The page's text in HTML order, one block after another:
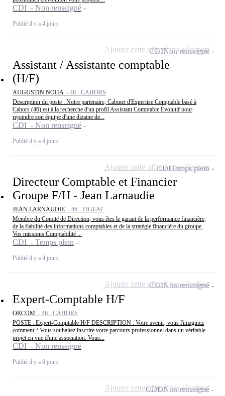
CDI - Non renseigné
Publié il y a 4 jours
Assistant / Assistante comptable
(H/F)
AUGUSTIN NOHA - 46 - CAHORS
Description du poste : Notre partenaire, Cabinet d'Expertise Comptable basé à
Cahors (46) est à la recherche d'un profil Assistant Comptable Évolutif pour
rejoindre son équipe d'une dizaine de...
CDI - Non renseigné
Publié il y a 4 jours
CDINon renseigné
Ajouter cette offre à ma sélection
Directeur Comptable et Financier
Groupe F/H - Jean Larnaudie
JEAN LARNAUDIE - 46 - FIGEAC
Membre du Comité de Direction, vous êtes le garant de la performance financière,
de la fiabilité des informations comptables et de la stratégie financière du groupe.
Vos missions Comptabilité ...
CDI - Temps plein
Publié il y a 4 jours
CDITemps plein
Ajouter cette offre à ma sélection
Expert-Comptable H/F
ORCOM - 46 - CAHORS
POSTE : Expert-Comptable H/F DESCRIPTION : Votre avenir, vous l'imaginez
comment ? Vous souhaitez inscrire votre parcours professionnel dans un véritable
projet en vue d'une association. Vous...
CDI - Non renseigné
Publié il y a 8 jours
CDINon renseigné
Ajouter cette offre à ma sélection
CDDNon renseigné
Ajouter cette offre à ma sélection